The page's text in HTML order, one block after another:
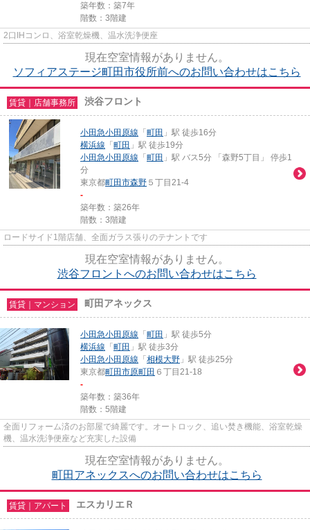
築年数：築7年
階数：3階建
2口IHコンロ、浴室乾燥機、温水洗浄便座
現在空室情報がありません。
ソフィアステージ町田市役所前へのお問い合わせはこちら
賃貸｜店舗事務所 渋谷フロント
小田急小田原線 「 町田 」駅 徒歩16分
横浜線 「 町田 」駅 徒歩19分
小田急小田原線 「 町田 」駅 バス5分 「森野5丁目」 停歩1
分
東京都町田市森野 ５丁目21-4
-
築年数：築26年
階数：3階建
ロードサイド1階店舗、全面ガラス張りのテナントです
現在空室情報がありません。
渋谷フロントへのお問い合わせはこちら
賃貸｜マンション 町田アネックス
小田急小田原線 「 町田 」駅 徒歩5分
横浜線 「 町田 」駅 徒歩3分
小田急小田原線 「 相模大野 」駅 徒歩25分
東京都町田市原町田 ６丁目21-18
-
築年数：築36年
階数：5階建
全面リフォーム済のお部屋で綺麗です。オートロック、追い焚き機能、浴室乾燥
機、温水洗浄便座など充実した設備
現在空室情報がありません。
町田アネックスへのお問い合わせはこちら
賃貸｜アパート エスカリエＲ